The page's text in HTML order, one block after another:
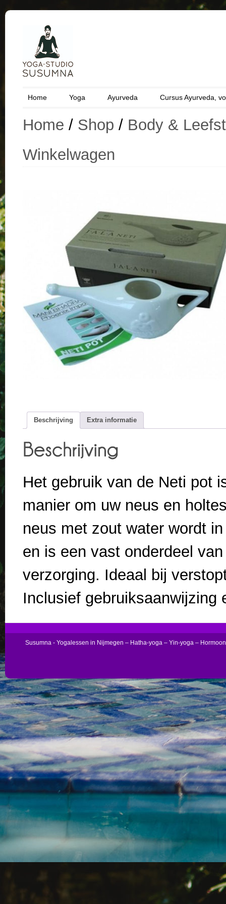
Home Yoga Ayurveda Cursus Ayurveda,
Home / Shop / Body &
Winkelwagen
Beschrijving Extra informatie
Het gebruik van de Neti pot
manier om uw neus en
neus met zout water wordt
en is een vast onderdeel
verzorging. Ideaal bij
Inclusief gebruiksaanwijzing
Susumna - Yogalessen in Nijmegen – Hatha-yoga – Yin-yoga –